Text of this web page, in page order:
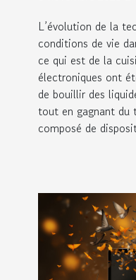
L’évolution de la
conditions de vie
ce qui est de la
électroniques ont
de bouillir des
tout en gagnant du
composé de